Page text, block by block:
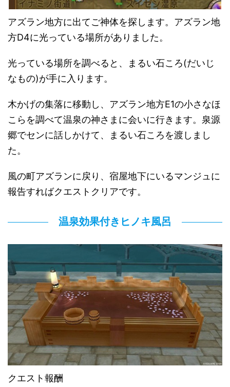
アズラン地方に出てご神体を探します。アズラン地
方D4に光っている場所がありました。
光っている場所を調べると、まるい石ころ(だいじ
なもの)が手に入ります。
木かげの集落に移動し、アズラン地方E1の小さなほ
こらを調べて温泉の神さまに会いに行きます。泉源
郷でセンに話しかけて、まるい石ころを渡しまし
た。
風の町アズランに戻り、宿屋地下にいるマンジュに
報告すればクエストクリアです。
温泉効果付きヒノキ風呂
クエスト報酬